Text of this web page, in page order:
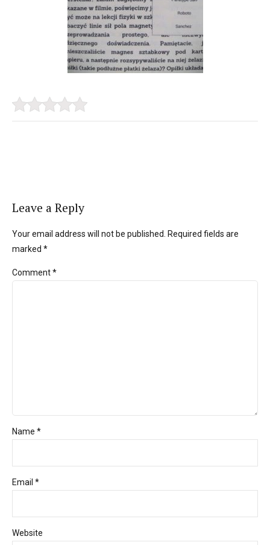
Leave a Reply
Your email address will not be published. Required fields are
marked *
Comment*
Name *
Email *
Website